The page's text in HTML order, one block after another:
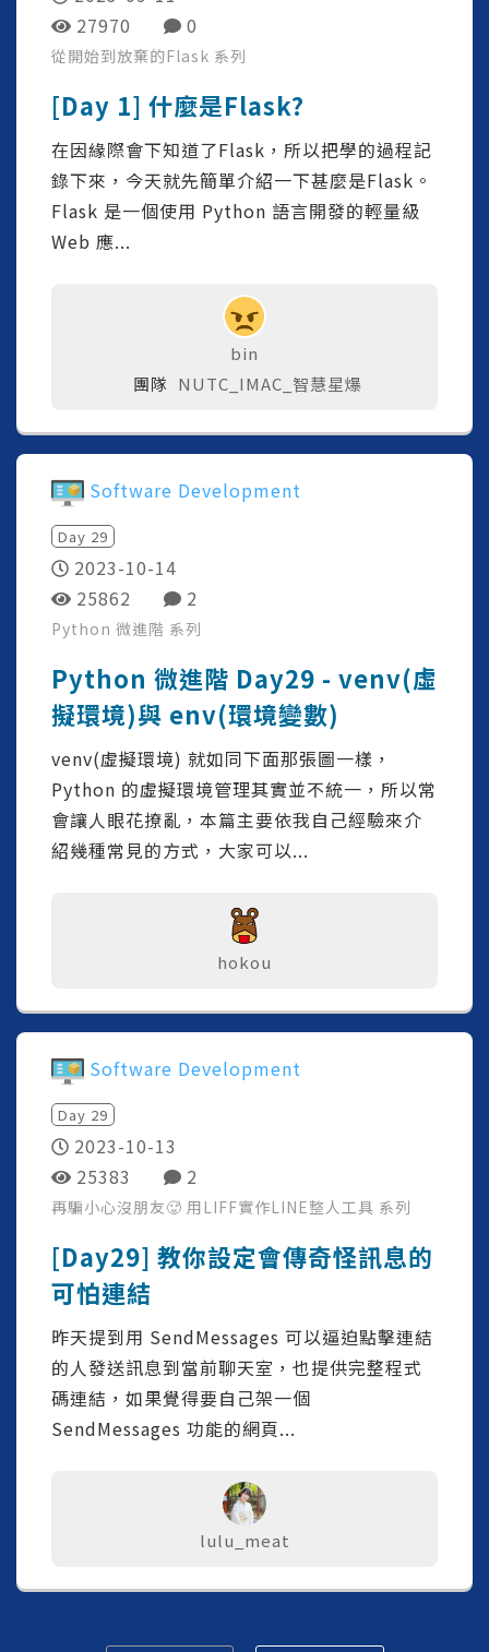
27970
0
從開始到放棄的Flask 系列
[Day 1] 什麼是Flask?
在因緣際會下知道了Flask，所以把學的過程記
錄下來，今天就先簡單介紹一下甚麼是Flask。
Flask 是一個使用 Python 語言開發的輕量級
Web 應...
bin
團隊 NUTC_IMAC_智慧星爆
Software Development
Day 29
2023-10-14
25862
2
Python 微進階 系列
Python 微進階 Day29 - venv(虛
擬環境)與 env(環境變數)
venv(虛擬環境) 就如同下面那張圖一樣，
Python 的虛擬環境管理其實並不統一，所以常
會讓人眼花撩亂，本篇主要依我自己經驗來介
紹幾種常見的方式，大家可以...
hokou
Software Development
Day 29
2023-10-13
25383
2
再騙小心沒朋友🥵 用LIFF實作LINE整人工具 系列
[Day29] 教你設定會傳奇怪訊息的
可怕連結
昨天提到用 SendMessages 可以逼迫點擊連結
的人發送訊息到當前聊天室，也提供完整程式
碼連結，如果覺得要自己架一個
SendMessages 功能的網頁...
lulu_meat